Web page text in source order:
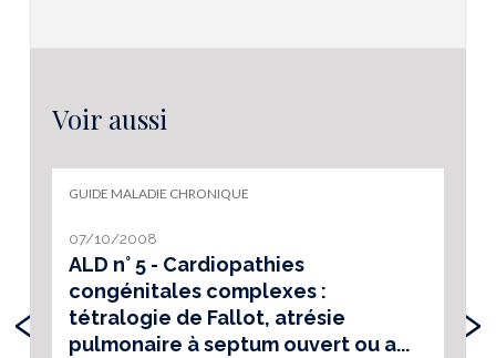
Voir aussi
GUIDE MALADIE CHRONIQUE
07/10/2008
ALD n° 5 - Cardiopathies
congénitales complexes :
tétralogie de Fallot, atrésie
pulmonaire à septum ouvert ou a...
‹ ›